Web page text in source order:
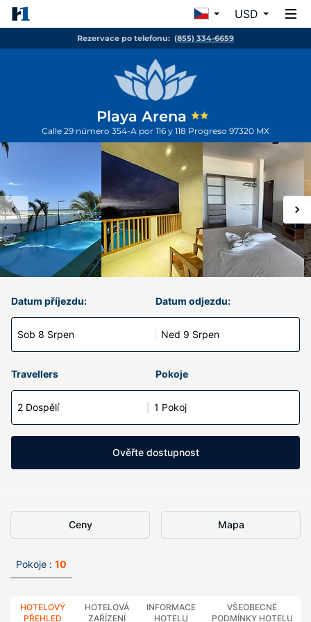
USD
Rezervace po telefonu: (855) 334-6659
Playa Arena
Calle 29 número 354-A por 116 y 118 Progreso 97320 MX
Datum příjezdu:
Sob 8 Srpen
Datum odjezdu:
Ned 9 Srpen
Travellers Pokoje
2 Dospělí 1 Pokoj
Ověřte dostupnost
Ceny Mapa
Pokoje : 10
HOTELOVÝ
PŘEHLED
HOTELOVÁ
ZAŘÍZENÍ
INFORMACE
HOTELU
VŠEOBECNÉ
PODMÍNKY HOTELU